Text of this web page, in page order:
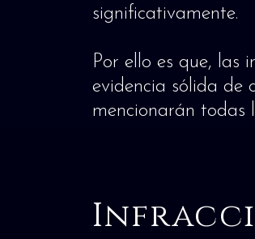
significativamente.
Por ello es que, las
evidencia sólida de
mencionarán todas